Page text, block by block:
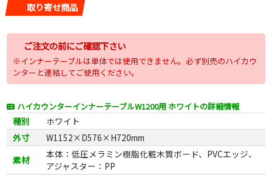
取り寄せ商品
ご注文の前にご確認下さい
※インナーテーブルは単体では使用できません。必ず別売のハイカウ
ンターと連結してご使用ください。
ハイカウンターインナーテーブルW1200用 ホワイトの詳細情報
種別
ホワイト
外寸
W1152×D576×H720mm
素材
本体：低圧メラミン樹脂化粧木質ボード、PVCエッジ、
アジャスター：PP